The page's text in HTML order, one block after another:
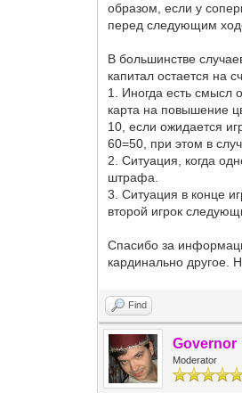
образом, если у
перед следующим
В большинстве
капитал остается на
1. Иногда есть смысл
карта на повышение
10, если ожидается
60=50, при этом в
2. Ситуация, когда
штрафа.
3. Ситуация в конце
второй игрок
Спасибо за
кардинально другое.
Find
Governor
Moderator